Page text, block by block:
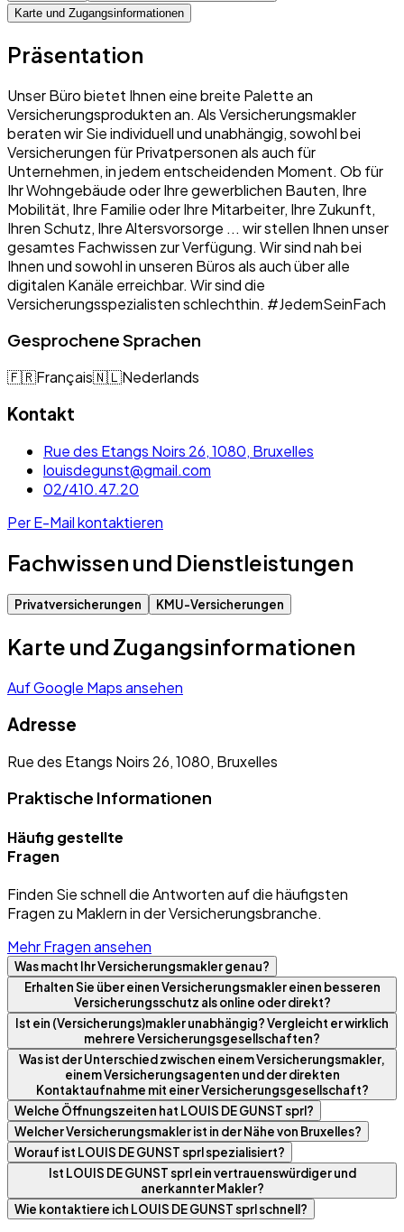
Karte und Zugangsinformationen
Präsentation
Unser Büro bietet Ihnen eine breite Palette an
Versicherungsprodukten an. Als Versicherungsmakler
beraten wir Sie individuell und unabhängig, sowohl bei
Versicherungen für Privatpersonen als auch für
Unternehmen, in jedem entscheidenden Moment. Ob für
Ihr Wohngebäude oder Ihre gewerblichen Bauten, Ihre
Mobilität, Ihre Familie oder Ihre Mitarbeiter, Ihre Zukunft,
Ihren Schutz, Ihre Altersvorsorge ... wir stellen Ihnen unser
gesamtes Fachwissen zur Verfügung. Wir sind nah bei
Ihnen und sowohl in unseren Büros als auch über alle
digitalen Kanäle erreichbar. Wir sind die
Versicherungsspezialisten schlechthin. #JedemSeinFach
Gesprochene Sprachen
🇫🇷Français🇳🇱Nederlands
Kontakt
Rue des Etangs Noirs 26, 1080, Bruxelles
louisdegunst@gmail.com
02/410.47.20
Per E-Mail kontaktieren
Fachwissen und Dienstleistungen
Privatversicherungen KMU-Versicherungen
Karte und Zugangsinformationen
Auf Google Maps ansehen
Adresse
Rue des Etangs Noirs 26, 1080, Bruxelles
Praktische Informationen
Häufig gestellte
Fragen
Finden Sie schnell die Antworten auf die häufigsten
Fragen zu Maklern in der Versicherungsbranche.
Mehr Fragen ansehen
Was macht Ihr Versicherungsmakler genau?
Erhalten Sie über einen Versicherungsmakler einen besseren
Versicherungsschutz als online oder direkt?
Ist ein (Versicherungs)makler unabhängig? Vergleicht er wirklich
mehrere Versicherungsgesellschaften?
Was ist der Unterschied zwischen einem Versicherungsmakler,
einem Versicherungsagenten und der direkten
Kontaktaufnahme mit einer Versicherungsgesellschaft?
Welche Öffnungszeiten hat LOUIS DE GUNST sprl?
Welcher Versicherungsmakler ist in der Nähe von Bruxelles?
Worauf ist LOUIS DE GUNST sprl spezialisiert?
Ist LOUIS DE GUNST sprl ein vertrauenswürdiger und
anerkannter Makler?
Wie kontaktiere ich LOUIS DE GUNST sprl schnell?